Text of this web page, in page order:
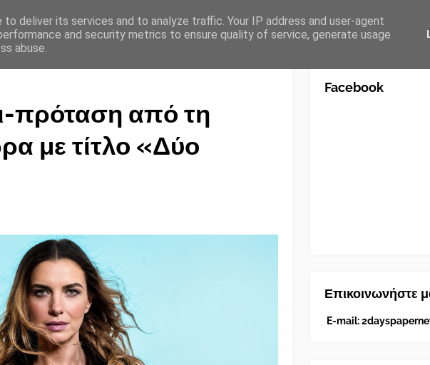
πρόταση από τη
με τίτλο «Δύο
Facebook
Επικοινωνήστε
E-mail:
deliver its services and to analyze traffic. Your IP address and user-agent
and security metrics to ensure quality of service, generate usage
abuse.